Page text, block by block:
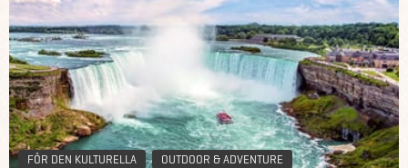
FÖR DEN KULTURELLA OUTDOOR & ADVENTURE